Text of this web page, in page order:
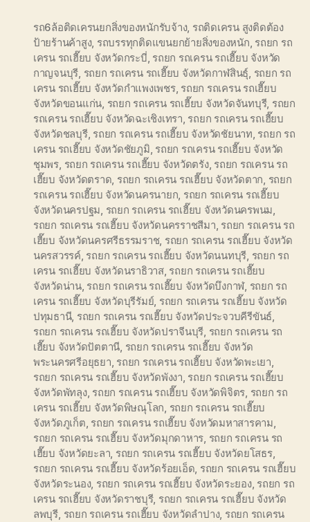
รถ6ล้อติดเครนยกสิ่งของหนักรับจ้าง, รถติดเครน สูงติดต้อง
ป้ายร้านค้าสูง, รถบรรทุกติดแขนยกย้ายสิ่งของหนัก, รถยก รถ
เครน รถเฮี๊ยบ จังหวัดกระบี่, รถยก รถเครน รถเฮี๊ยบ จังหวัด
กาญจนบุรี, รถยก รถเครน รถเฮี๊ยบ จังหวัดกาฬสินธุ์, รถยก รถ
เครน รถเฮี๊ยบ จังหวัดกำแพงเพชร, รถยก รถเครน รถเฮี๊ยบ
จังหวัดขอนแก่น, รถยก รถเครน รถเฮี๊ยบ จังหวัดจันทบุรี, รถยก
รถเครน รถเฮี๊ยบ จังหวัดฉะเชิงเทรา, รถยก รถเครน รถเฮี๊ยบ
จังหวัดชลบุรี, รถยก รถเครน รถเฮี๊ยบ จังหวัดชัยนาท, รถยก รถ
เครน รถเฮี๊ยบ จังหวัดชัยภูมิ, รถยก รถเครน รถเฮี๊ยบ จังหวัด
ชุมพร, รถยก รถเครน รถเฮี๊ยบ จังหวัดตรัง, รถยก รถเครน รถ
เฮี๊ยบ จังหวัดตราด, รถยก รถเครน รถเฮี๊ยบ จังหวัดตาก, รถยก
รถเครน รถเฮี๊ยบ จังหวัดนครนายก, รถยก รถเครน รถเฮี๊ยบ
จังหวัดนครปฐม, รถยก รถเครน รถเฮี๊ยบ จังหวัดนครพนม,
รถยก รถเครน รถเฮี๊ยบ จังหวัดนครราชสีมา, รถยก รถเครน รถ
เฮี๊ยบ จังหวัดนครศรีธรรมราช, รถยก รถเครน รถเฮี๊ยบ จังหวัด
นครสวรรค์, รถยก รถเครน รถเฮี๊ยบ จังหวัดนนทบุรี, รถยก รถ
เครน รถเฮี๊ยบ จังหวัดนราธิวาส, รถยก รถเครน รถเฮี๊ยบ
จังหวัดน่าน, รถยก รถเครน รถเฮี๊ยบ จังหวัดบึงกาฬ, รถยก รถ
เครน รถเฮี๊ยบ จังหวัดบุรีรัมย์, รถยก รถเครน รถเฮี๊ยบ จังหวัด
ปทุมธานี, รถยก รถเครน รถเฮี๊ยบ จังหวัดประจวบคีรีขันธ์,
รถยก รถเครน รถเฮี๊ยบ จังหวัดปราจีนบุรี, รถยก รถเครน รถ
เฮี๊ยบ จังหวัดปัตตานี, รถยก รถเครน รถเฮี๊ยบ จังหวัด
พระนครศรีอยุธยา, รถยก รถเครน รถเฮี๊ยบ จังหวัดพะเยา,
รถยก รถเครน รถเฮี๊ยบ จังหวัดพังงา, รถยก รถเครน รถเฮี๊ยบ
จังหวัดพัทลุง, รถยก รถเครน รถเฮี๊ยบ จังหวัดพิจิตร, รถยก รถ
เครน รถเฮี๊ยบ จังหวัดพิษณุโลก, รถยก รถเครน รถเฮี๊ยบ
จังหวัดภูเก็ต, รถยก รถเครน รถเฮี๊ยบ จังหวัดมหาสารคาม,
รถยก รถเครน รถเฮี๊ยบ จังหวัดมุกดาหาร, รถยก รถเครน รถ
เฮี๊ยบ จังหวัดยะลา, รถยก รถเครน รถเฮี๊ยบ จังหวัดยโสธร,
รถยก รถเครน รถเฮี๊ยบ จังหวัดร้อยเอ็ด, รถยก รถเครน รถเฮี๊ยบ
จังหวัดระนอง, รถยก รถเครน รถเฮี๊ยบ จังหวัดระยอง, รถยก รถ
เครน รถเฮี๊ยบ จังหวัดราชบุรี, รถยก รถเครน รถเฮี๊ยบ จังหวัด
ลพบุรี, รถยก รถเครน รถเฮี๊ยบ จังหวัดลำปาง, รถยก รถเครน